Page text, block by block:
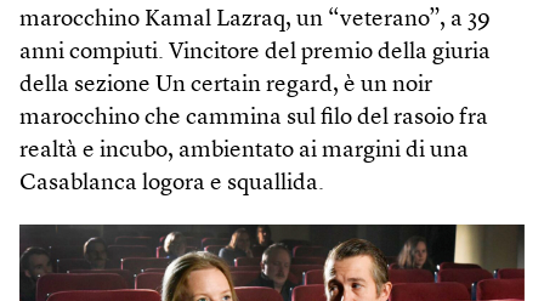
marocchino Kamal Lazraq, un “veterano”, a 39
anni compiuti. Vincitore del premio della giuria
della sezione Un certain regard, è un noir
marocchino che cammina sul filo del rasoio fra
realtà e incubo, ambientato ai margini di una
Casablanca logora e squallida.